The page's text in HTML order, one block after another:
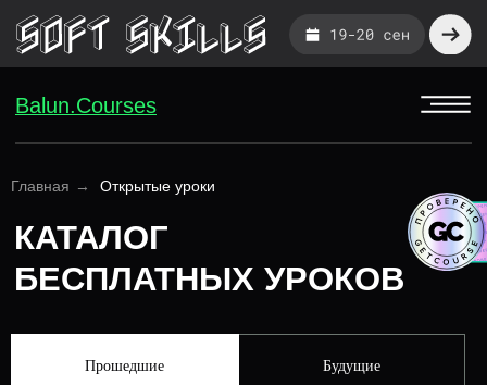
Главная → Открытые уроки
БЕСПЛАТНЫХ УРОКОВ
Прошедшие Будущие